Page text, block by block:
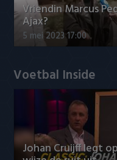
Vriendin Marcus
Ajax?
5 mei 2023 17:00
Voetbal Inside
Johan Cruijff legt